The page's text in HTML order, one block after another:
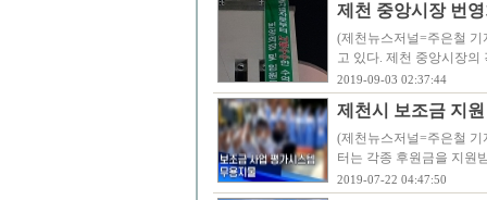
제천 중앙시장 번
(제천뉴스저널=주은철
고 있다. 제천 중앙시장
2019-09-03 02:37:44
제천시 보조금 지
(제천뉴스저널=주은철
터는 각종 후원금을 지원
2019-07-22 04:47:50